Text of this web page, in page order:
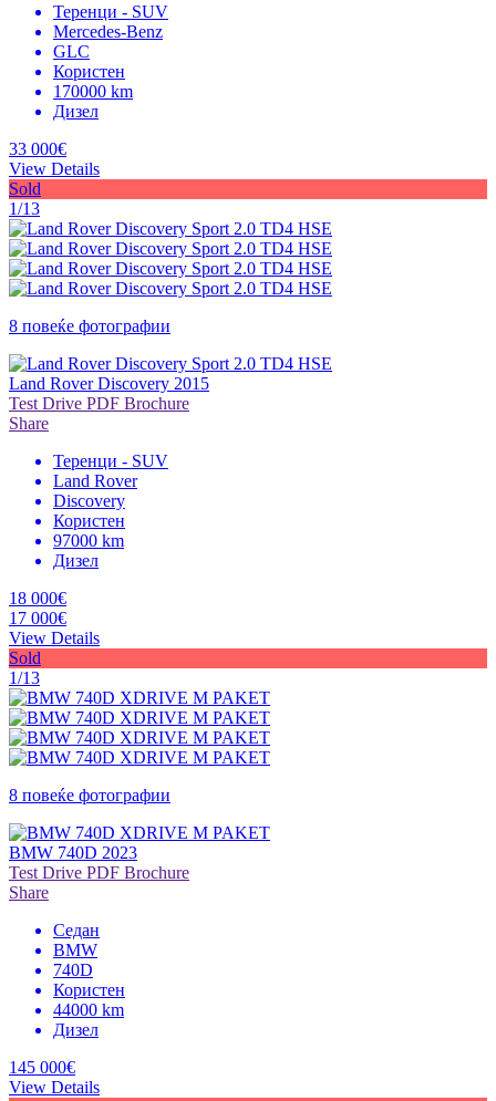
Теренци - SUV
Mercedes-Benz
GLC
Користен
170000 km
Дизел
33 000€
View Details
Sold
1/13
8 повеќе фотографии
Land Rover Discovery 2015
Test Drive PDF Brochure
Share
Теренци - SUV
Land Rover
Discovery
Користен
97000 km
Дизел
18 000€
17 000€
View Details
Sold
1/13
8 повеќе фотографии
BMW 740D 2023
Test Drive PDF Brochure
Share
Седан
BMW
740D
Користен
44000 km
Дизел
145 000€
View Details